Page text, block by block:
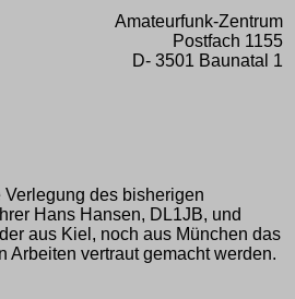
Amateurfunk-Zentrum
Postfach 1155
D- 3501 Baunatal 1
des bisherigen
Hans Hansen, DL1JB, und
aus Kiel, noch aus München das
vertraut gemacht werden.